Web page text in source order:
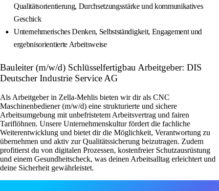
Qualitätsorientierung, Durchsetzungsstärke und kommunikatives
Geschick
Unternehmerisches Denken, Selbstständigkeit, Engagement und
ergebnisorientierte Arbeitsweise
Bauleiter (m/w/d) Schlüsselfertigbau Arbeitgeber: DIS
Deutscher Industrie Service AG
Als Arbeitgeber in Zella-Mehlis bieten wir dir als CNC
Maschinenbediener (m/w/d) eine strukturierte und sichere
Arbeitsumgebung mit unbefristetem Arbeitsvertrag und fairen
Tariflöhnen. Unsere Unternehmenskultur fördert die fachliche
Weiterentwicklung und bietet dir die Möglichkeit, Verantwortung zu
übernehmen und aktiv zur Qualitätssicherung beizutragen. Zudem
profitierst du von digitalen Prozessen, kostenfreier Schutzausrüstung
und einem Gesundheitscheck, was deinen Arbeitsalltag erleichtert und
deine Sicherheit gewährleistet.